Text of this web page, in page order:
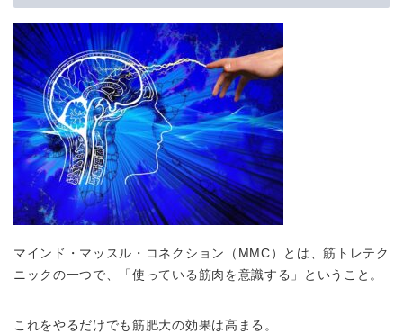
マインド・マッスル・コネクション（MMC）とは、筋トレテク
ニックの一つで、「使っている筋肉を意識する」ということ。
これをやるだけでも筋肥大の効果は高まる。